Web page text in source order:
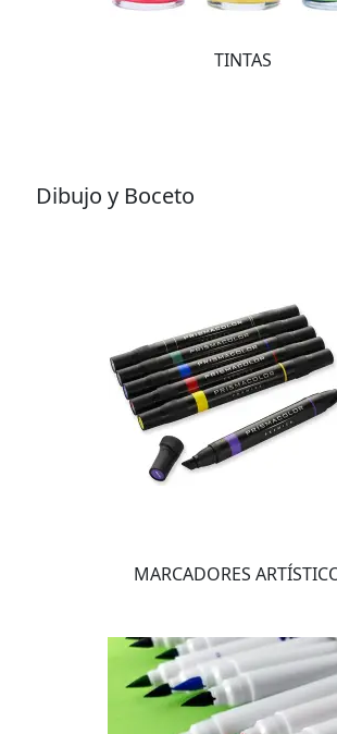
TINTAS
Dibujo y Boceto
MARCADORES